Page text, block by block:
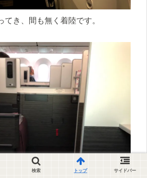
てき、間も無く着陸です。
検索 トップ サイドバー